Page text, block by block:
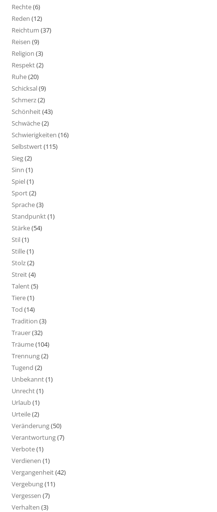
Rechte(6)
Reden (12)
Reichtum (37)
Reisen (9)
Religion (3)
Respekt(2)
Ruhe(20)
Schicksal(9)
Schmerz(2)
Schönheit(43)
Schwäche(2)
Schwierigkeiten (16)
Selbstwert(115)
Sieg(2)
Sinn (1)
Spiel(1)
Sport(2)
Sprache(3)
Standpunkt(1)
Stärke(54)
Stil(1)
Stille(1)
Stolz(2)
Streit(4)
Talent(5)
Tiere(1)
Tod (14)
Tradition (3)
Trauer(32)
Träume(104)
Trennung(2)
Tugend (2)
Unbekannt(1)
Unrecht(1)
Urlaub(1)
Urteile(2)
Veränderung(50)
Verantwortung(7)
Verbote(1)
Verdienen (1)
Vergangenheit(42)
Vergebung(11)
Vergessen (7)
Verhalten (3)